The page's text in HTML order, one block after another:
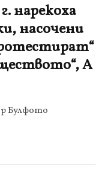
нарекоха
насочени
А
Булфото